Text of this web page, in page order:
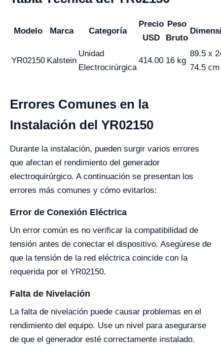
Modelo Marca Categoría
Precio
USD
Peso
Bruto
YR02150 Kalstein
Unidad
Electrocirúrgica
414.00 16 kg
89.5 x
74.5 cm
Errores Comunes en la
Instalación del YR02150
Durante la instalación, pueden surgir varios errores
que afectan el rendimiento del generador
electroquirúrgico. A continuación se presentan los
errores más comunes y cómo evitarlos:
Error de Conexión Eléctrica
Un error común es no verificar la compatibilidad de
tensión antes de conectar el dispositivo. Asegúrese de
que la tensión de la red eléctrica coincide con la
requerida por el YR02150.
Falta de Nivelación
La falta de nivelación puede causar problemas en el
rendimiento del equipo. Use un nivel para asegurarse
de que el generador esté correctamente instalado.